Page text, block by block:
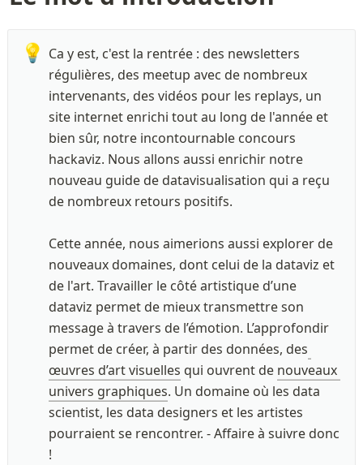
💡 Ca y est, c'est la rentrée : des newsletters
régulières, des meetup avec de nombreux
intervenants, des vidéos pour les replays, un
site internet enrichi tout au long de l'année et
bien sûr, notre incontournable concours
hackaviz. Nous allons aussi enrichir notre
nouveau guide de datavisualisation qui a reçu
de nombreux retours positifs.
Cette année, nous aimerions aussi explorer de
nouveaux domaines, dont celui de la dataviz et
de l'art. Travailler le côté artistique d’une
dataviz permet de mieux transmettre son
message à travers de l’émotion. L’approfondir
permet de créer, à partir des données, des
œuvres d’art visuelles qui ouvrent de nouveaux
univers graphiques. Un domaine où les data
scientist, les data designers et les artistes
pourraient se rencontrer. - Affaire à suivre donc
!